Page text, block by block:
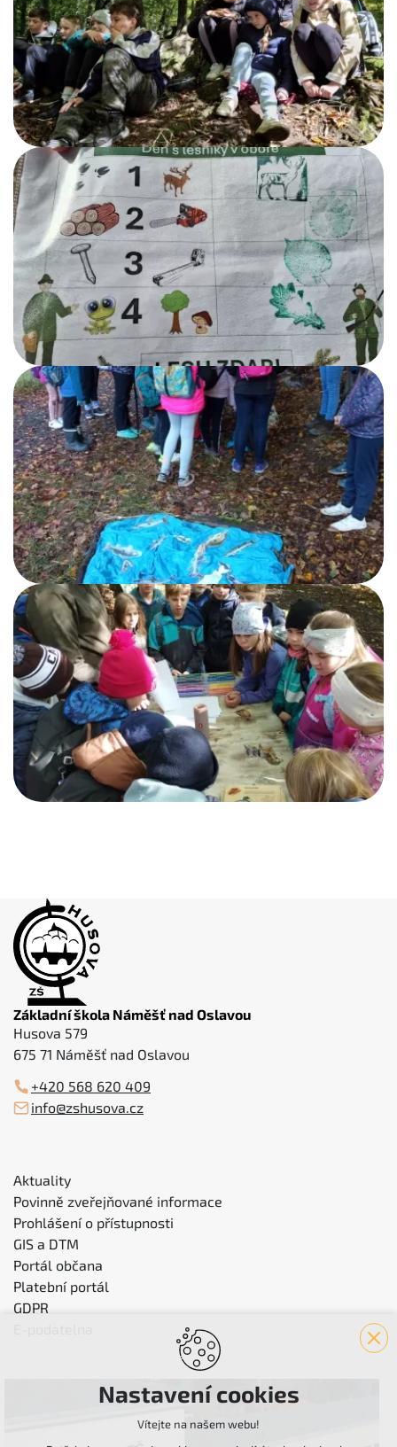
Základní škola Náměšť nad Oslavou
Husova 579
675 71 Náměšť nad Oslavou
+420 568 620 409
info@zshusova.cz
Aktuality
Povinně zveřejňované informace
Prohlášení o přístupnosti
GIS a DTM
Portál občana
Platební portál
GDPR
Nastavení cookies
Vítejte na našem webu!